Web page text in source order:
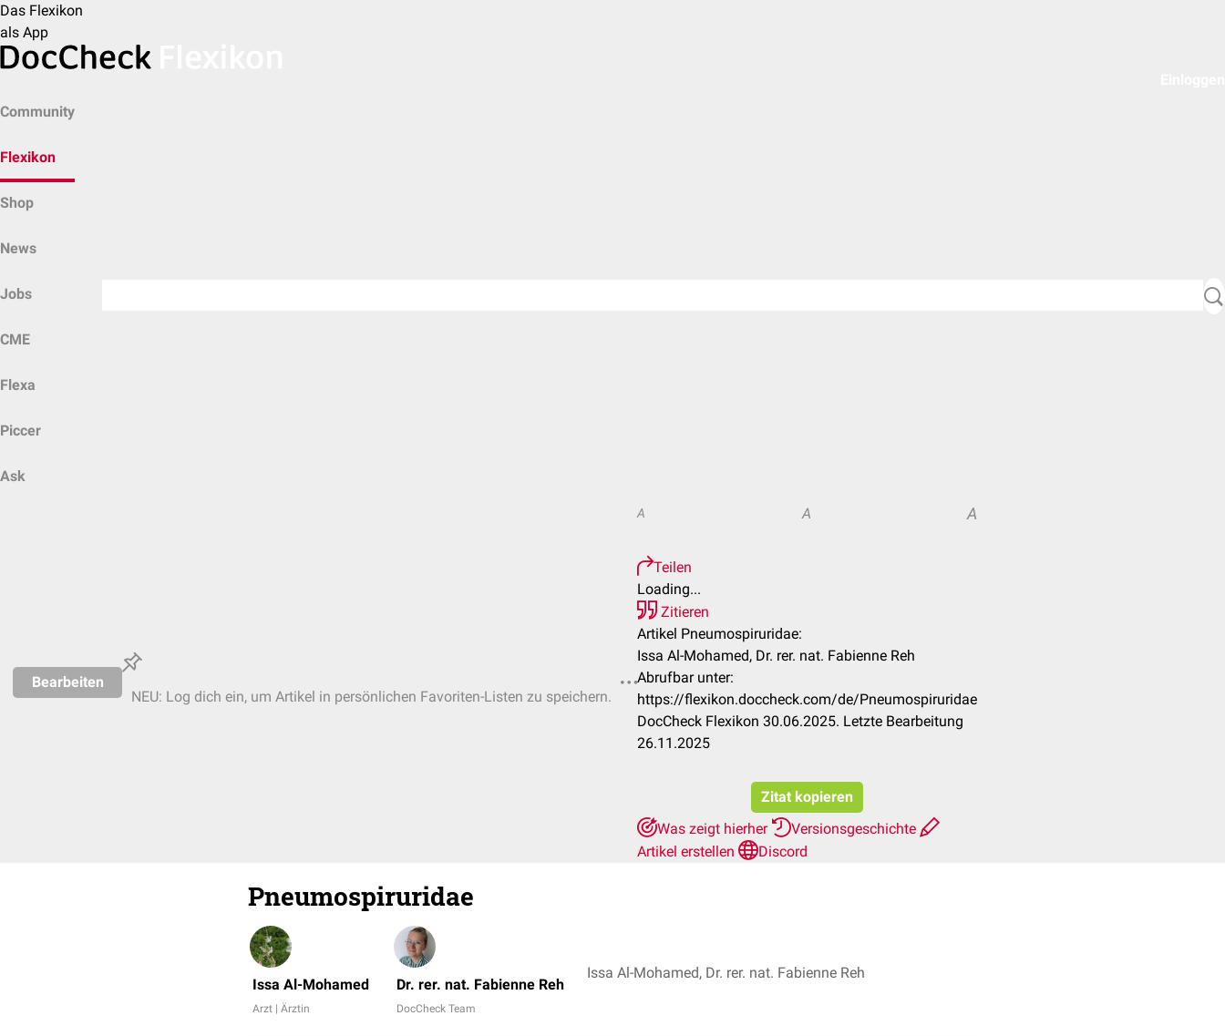
Das Flexikon
als App
Community
Flexikon
Shop
News
Jobs
CME
Flexa
Piccer
Ask
Bearbeiten
NEU: Log dich ein, um Artikel in persönlichen Favoriten-Listen zu speichern.
A A A
Teilen
Loading...
Zitieren
Artikel Pneumospiruridae:
Issa Al-Mohamed, Dr. rer. nat. Fabienne Reh
Abrufbar unter:
https://flexikon.doccheck.com/de/Pneumospiruridae
DocCheck Flexikon 30.06.2025. Letzte Bearbeitung
26.11.2025
Zitat kopieren
Was zeigt hierher
Versionsgeschichte
Artikel erstellen
Discord
Pneumospiruridae
Issa Al-Mohamed
Arzt | Ärztin
Dr. rer. nat. Fabienne Reh
DocCheck Team
Issa Al-Mohamed, Dr. rer. nat. Fabienne Reh